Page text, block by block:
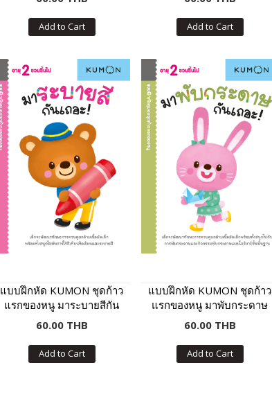
Add to Cart Add to Cart
แบบฝึกหัด KUMON ชุดก้าว
แรกของหนู มาระบายสีกัน
เถอะ
60.00 THB
Add to Cart
แบบฝึกหัด KUMON ชุดก้าว
แรกของหนู มาพับกระดาษ
กันเถอะ
60.00 THB
Add to Cart